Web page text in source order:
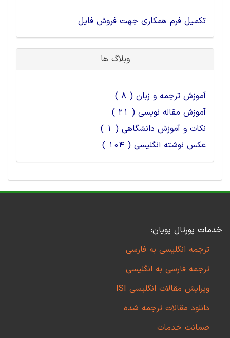
تکمیل فرم همکاری جهت فروش فایل
وبلاگ ها
آموزش ترجمه و زبان ( 8 )
آموزش مقاله نویسی ( 21 )
نکات و آموزش دانشگاهی ( 1 )
عکس نوشته انگلیسی ( 104 )
خدمات پورتال پویان:
ترجمه انگلیسی به فارسی
ترجمه فارسی به انگلیسی
ویرایش مقالات انگلیسی ISI
دانلود مقالات ترجمه شده
ضمانت خدمات